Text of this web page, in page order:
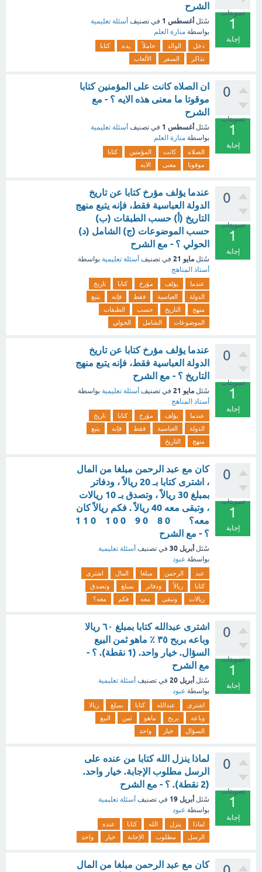
تصويتات
1
إجابة
الشرح
سُئل أغسطس 1 في تصنيف أسئلة تعليمية
بواسطة منارة العلم
دخل الوالد حاملاً يده
كتابا
تذاكر
السفر الألعاب
0
تصويتات
1
إجابة
ان الصلاه كانت على المؤمنين كتابا
موقوتا ما معنى هذه الايه ؟ - مع
الشرح
سُئل أغسطس 1 في تصنيف أسئلة تعليمية
بواسطة منارة العلم
الصلاه كانت المؤمنين
كتابا
موقوتا
معنى الايه
0
تصويتات
1
إجابة
عندما يؤلف مؤرخ كتابا عن تاريخ
الدولة العباسية فقط، فإنه يتبع منهج
التاريخ (أ) حسب الطبقات (ب)
حسب الموضوعات (ج) الشامل (د)
الحولي ؟ - مع الشرح
سُئل مايو 21 في تصنيف أسئلة تعليمية بواسطة
أستاذ المناهج
عندما يؤلف مؤرخ كتابا
تاريخ
الدولة
العباسية فقط فإنه
يتبع
منهج
التاريخ حسب
الطبقات
الموضوعات
الشامل الحولي
0
تصويتات
1
إجابة
عندما يؤلف مؤرخ كتابا عن تاريخ
الدولة العباسية فقط، فإنه يتبع منهج
التاريخ ؟ - مع الشرح
سُئل مايو 21 في تصنيف أسئلة تعليمية بواسطة
أستاذ المناهج
عندما يؤلف مؤرخ كتابا
تاريخ
الدولة
العباسية فقط فإنه
يتبع
منهج
التاريخ
0
تصويتات
1
إجابة
كان مع عبد الرحمن مبلغا من المال
، اشترى كتابا بـ 20 ريالاً ، ودفاتر
بمبلغ 30 ريالاً ، وتصدق بـ 10 ريالات
، وتبقى معه 40 ريالاً . فكم ريالاً كان
معه؟ 0 8 0 9 0 0 1 0 1 1
؟ - مع الشرح
سُئل أبريل 30 في تصنيف أسئلة تعليمية
بواسطة عبود
عبد الرحمن مبلغا المال
اشترى
كتابا
ريالاً ودفاتر بمبلغ
وتصدق
ريالات
وتبقى معه فكم معه؟
0
تصويتات
1
إجابة
اشترى عبدالله كتابا بمبلغ ٦٠ ريالا
وباعه بربح ٣٥ ٪ ماهو ثمن البيع
السؤال. خيار واحد. (1 نقطة). ؟ -
مع الشرح
سُئل أبريل 20 في تصنيف أسئلة تعليمية
بواسطة عبود
اشترى عبدالله كتابا بمبلغ
ريالا
وباعه
بربح ماهو ثمن
البيع
السؤال
خيار واحد
0
تصويتات
1
إجابة
لماذا ينزل الله كتابا من عنده على
الرسل مطلوب الإجابة. خيار واحد.
(2 نقطة). ؟ - مع الشرح
سُئل أبريل 19 في تصنيف أسئلة تعليمية
بواسطة عبود
لماذا ينزل الله كتابا
عنده
الرسل
مطلوب الإجابة خيار واحد
كان مع عبد الرحمن مبلغا من المال